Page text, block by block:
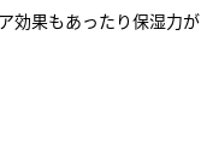
効果もあったり保湿力が